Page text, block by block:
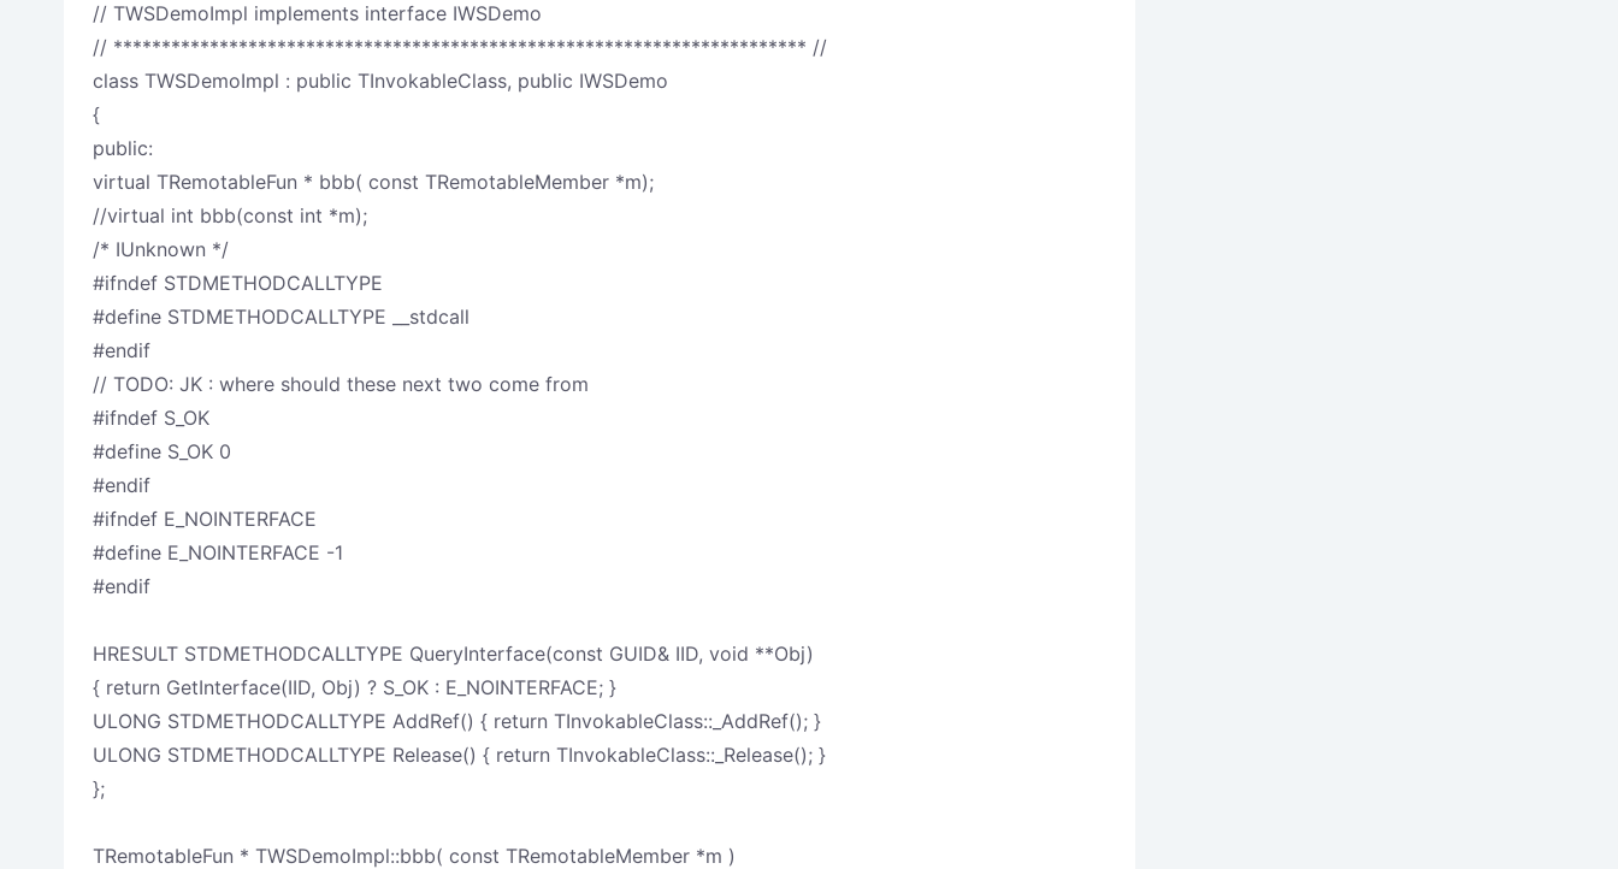
// TWSDemoImpl implements interface IWSDemo
// ************************************************************************ //
class TWSDemoImpl : public TInvokableClass, public IWSDemo
{
public:
virtual TRemotableFun * bbb( const TRemotableMember *m);
//virtual int bbb(const int *m);
/* IUnknown */
#ifndef STDMETHODCALLTYPE
#define STDMETHODCALLTYPE __stdcall
#endif
// TODO: JK : where should these next two come from
#ifndef S_OK
#define S_OK 0
#endif
#ifndef E_NOINTERFACE
#define E_NOINTERFACE -1
#endif
HRESULT STDMETHODCALLTYPE QueryInterface(const GUID& IID, void **Obj)
{ return GetInterface(IID, Obj) ? S_OK : E_NOINTERFACE; }
ULONG STDMETHODCALLTYPE AddRef() { return TInvokableClass::_AddRef(); }
ULONG STDMETHODCALLTYPE Release() { return TInvokableClass::_Release(); }
};
TRemotableFun * TWSDemoImpl::bbb( const TRemotableMember *m )